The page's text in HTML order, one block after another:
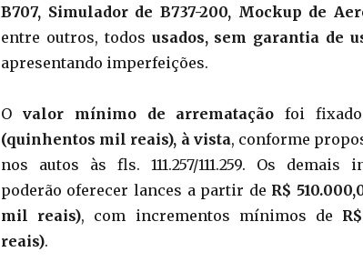
B707, Simulador de B737-200, Mockup de
entre outros, todos usados, sem garantia de
apresentando imperfeições.
O valor mínimo de arrematação foi
(quinhentos mil reais), à vista, conforme
nos autos às fls. 111.257/111.259. Os demais
poderão oferecer lances a partir de R$
mil reais), com incrementos mínimos de
reais).